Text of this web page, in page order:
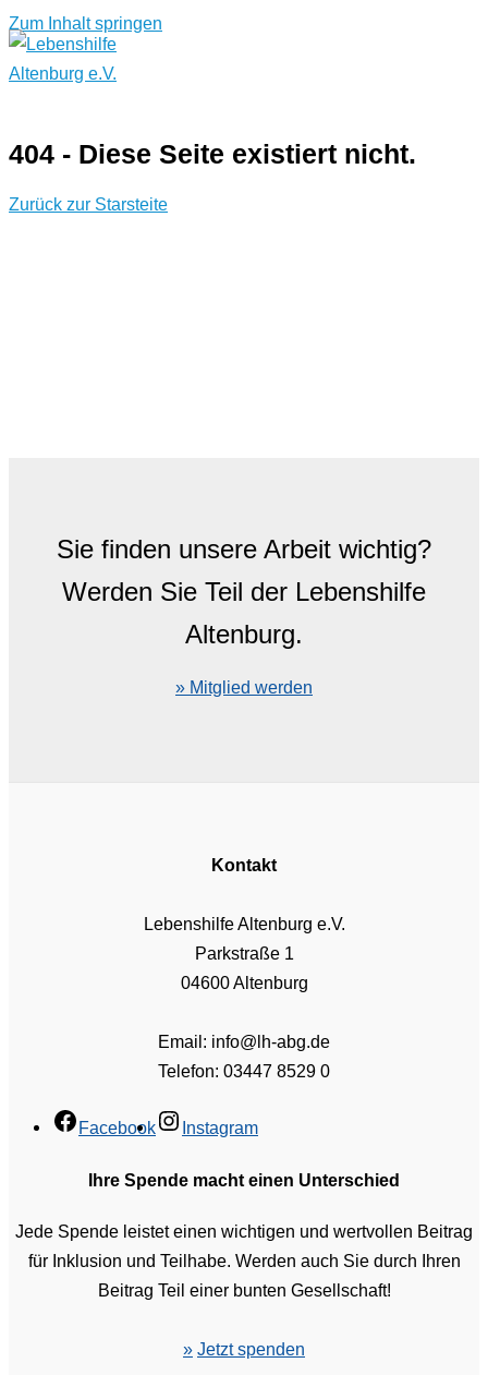
Zum Inhalt springen
404 - Diese Seite existiert nicht.
Zurück zur Starsteite
Sie finden unsere Arbeit wichtig?
Werden Sie Teil der Lebenshilfe
Altenburg.
» Mitglied werden
Kontakt
Lebenshilfe Altenburg e.V.
Parkstraße 1
04600 Altenburg
Email: info@lh-abg.de
Telefon: 03447 8529 0
Facebook Instagram
Ihre Spende macht einen Unterschied
Jede Spende leistet einen wichtigen und wertvollen Beitrag
für Inklusion und Teilhabe. Werden auch Sie durch Ihren
Beitrag Teil einer bunten Gesellschaft!
» Jetzt spenden